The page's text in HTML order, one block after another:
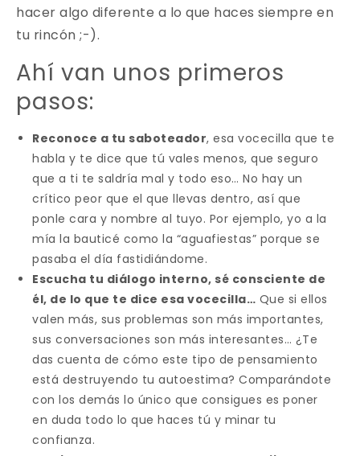
hacer algo diferente a lo que haces siempre en
tu rincón ;-).
Ahí van unos primeros
pasos:
Reconoce a tu saboteador, esa vocecilla que te
habla y te dice que tú vales menos, que seguro
que a ti te saldría mal y todo eso… No hay un
crítico peor que el que llevas dentro, así que
ponle cara y nombre al tuyo. Por ejemplo, yo a la
mía la bauticé como la “aguafiestas” porque se
pasaba el día fastidiándome.
Escucha tu diálogo interno, sé consciente de
él, de lo que te dice esa vocecilla… Que si ellos
valen más, sus problemas son más importantes,
sus conversaciones son más interesantes… ¿Te
das cuenta de cómo este tipo de pensamiento
está destruyendo tu autoestima? Comparándote
con los demás lo único que consigues es poner
en duda todo lo que haces tú y minar tu
confianza.